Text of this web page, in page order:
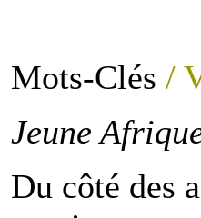
Mots-Clés /
Jeune
Du côté des